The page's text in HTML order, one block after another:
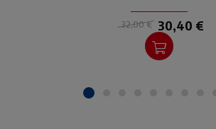
affatto cristiana.
32,00 € 30,40 €